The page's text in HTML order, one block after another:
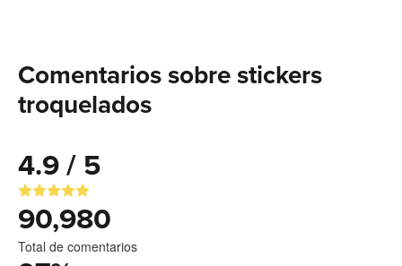
Comentarios sobre stickers
troquelados
4.9 / 5
90,980
Total de comentarios